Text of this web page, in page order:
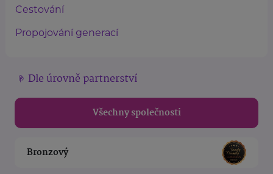
Cestování
Propojování generací
Dle úrovně partnerství
Všechny společnosti
Bronzový